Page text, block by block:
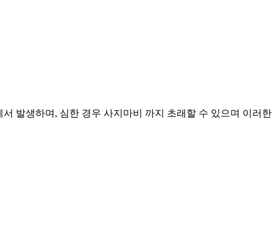
발생하며, 심한 경우 사지마비 까지 초래할 수 있으며 이러한